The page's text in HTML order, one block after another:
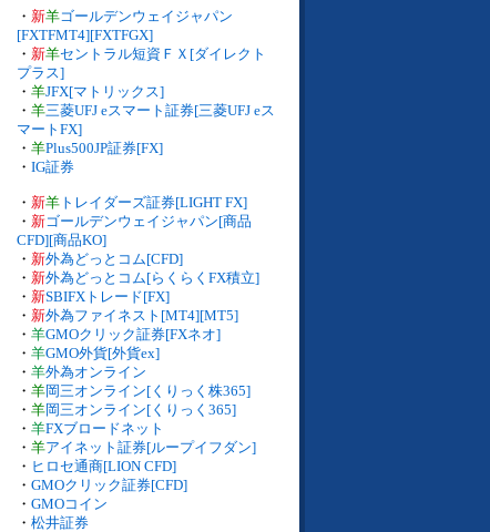
・ 新羊ゴールデンウェイジャパン
[FXTFMT4][FXTFGX]
・ 新羊セントラル短資ＦＸ[ダイレクト
プラス]
・ 羊JFX[マトリックス]
・ 羊三菱UFJ eスマート証券[三菱UFJ eス
マートFX]
・ 羊Plus500JP証券[FX]
・ IG証券
・ 新羊 トレイダーズ証券[LIGHT FX]
・ 新ゴールデンウェイジャパン[商品
CFD][商品KO]
・ 新外為どっとコム[CFD]
・ 新外為どっとコム[らくらくFX積立]
・ 新SBIFXトレード[FX]
・ 新外為ファイネスト[MT4][MT5]
・ 羊GMOクリック証券[FXネオ]
・ 羊GMO外貨[外貨ex]
・ 羊外為オンライン
・ 羊岡三オンライン[くりっく株365]
・ 羊岡三オンライン[くりっく365]
・ 羊FXブロードネット
・ 羊アイネット証券[ループイフダン]
・ ヒロセ通商[LION CFD]
・ GMOクリック証券[CFD]
・ GMOコイン
・ 松井証券